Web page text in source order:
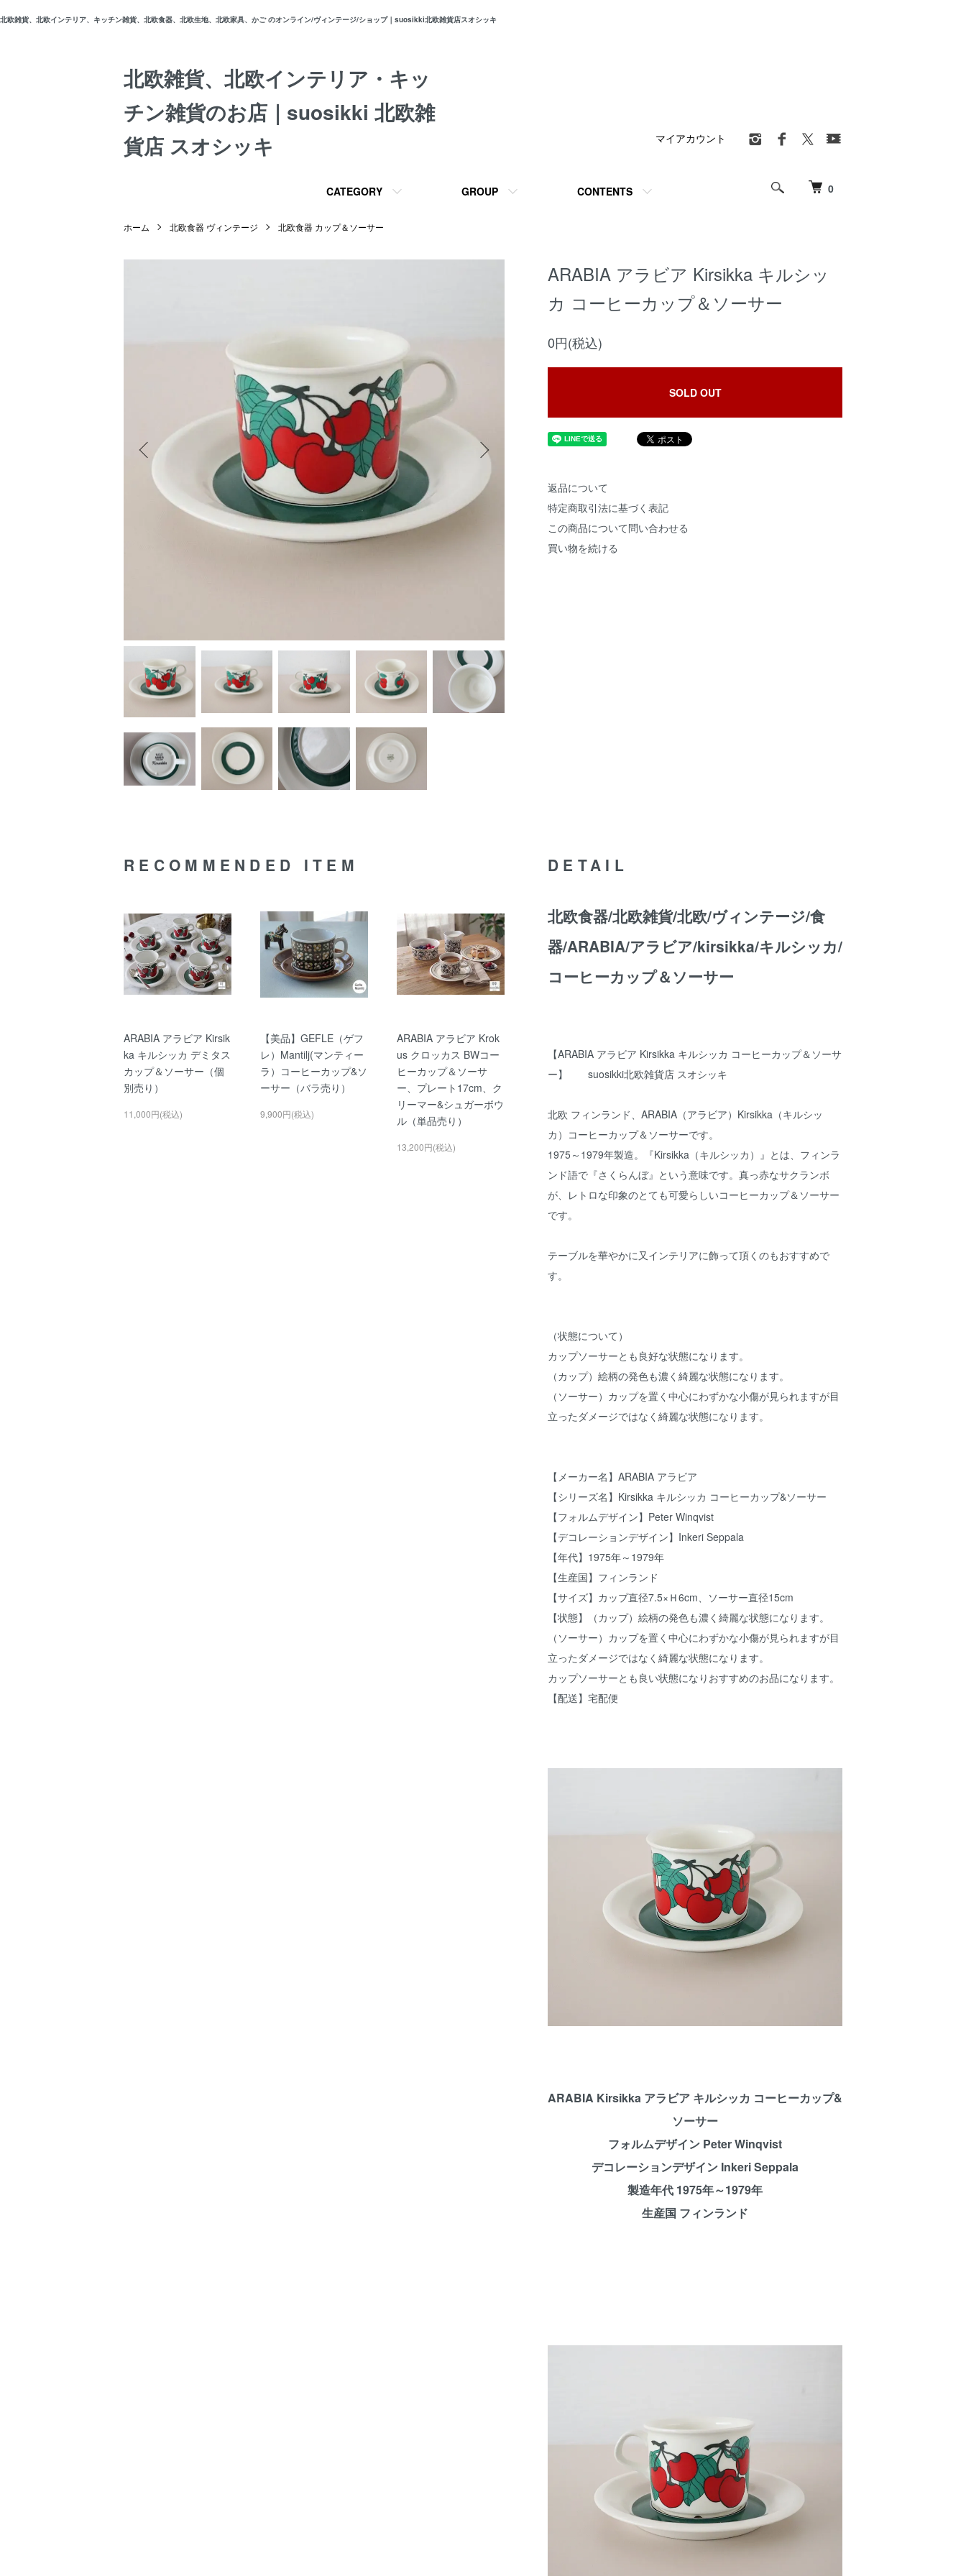
北欧雑貨、北欧インテリア、キッチン雑貨、北欧食器、北欧生地、北欧家具、かご のオンライン/ヴィンテージ/ショップ｜suosikki北欧雑貨店スオシッキ
北欧雑貨、北欧インテリア・キッ
チン雑貨のお店｜suosikki 北欧雑
貨店 スオシッキ
0
CATEGORY GROUP CONTENTS
マイアカウント
ホーム 北欧食器 ヴィンテージ 北欧食器 カップ＆ソーサー
ARABIA アラビア Kirsikka キルシッ
カ コーヒーカップ＆ソーサー
0円(税込)
SOLD OUT
返品について
特定商取引法に基づく表記
この商品について問い合わせる
買い物を続ける
DETAIL
北欧食器/北欧雑貨/北欧/ヴィンテージ/食
器/ARABIA/アラビア/kirsikka/キルシッカ/
コーヒーカップ＆ソーサー
【ARABIA アラビア Kirsikka キルシッカ コーヒーカップ＆ソーサ
ー】 suosikki北欧雑貨店 スオシッキ
北欧 フィンランド、ARABIA（アラビア）Kirsikka（キルシッ
カ）コーヒーカップ＆ソーサーです。
1975～1979年製造。『Kirsikka（キルシッカ）』とは、フィンラ
ンド語で『さくらんぼ』という意味です。真っ赤なサクランボ
が、レトロな印象のとても可愛らしいコーヒーカップ＆ソーサー
です。
テーブルを華やかに又インテリアに飾って頂くのもおすすめで
す。
（状態について）
カップソーサーとも良好な状態になります。
（カップ）絵柄の発色も濃く綺麗な状態になります。
（ソーサー）カップを置く中心にわずかな小傷が見られますが目
立ったダメージではなく綺麗な状態になります。
【メーカー名】ARABIA アラビア
【シリーズ名】Kirsikka キルシッカ コーヒーカップ&ソーサー
【フォルムデザイン】Peter Winqvist
【デコレーションデザイン】Inkeri Seppala
【年代】1975年～1979年
【生産国】フィンランド
【サイズ】カップ直径7.5×Ｈ6cm、ソーサー直径15cm
【状態】（カップ）絵柄の発色も濃く綺麗な状態になります。
（ソーサー）カップを置く中心にわずかな小傷が見られますが目
立ったダメージではなく綺麗な状態になります。
カップソーサーとも良い状態になりおすすめのお品になります。
【配送】宅配便
ARABIA Kirsikka アラビア キルシッカ コーヒーカップ&
ソーサー
フォルムデザイン Peter Winqvist
デコレーションデザイン Inkeri Seppala
製造年代 1975年～1979年
生産国 フィンランド
RECOMMENDED ITEM
ARABIA アラビア Kirsik
ka キルシッカ デミタス
カップ＆ソーサー（個
別売り）
11,000円(税込)
【美品】GEFLE（ゲフ
レ）Mantilj(マンティー
ラ）コーヒーカップ&ソ
ーサー（バラ売り）
9,900円(税込)
ARABIA アラビア Krok
us クロッカス BWコー
ヒーカップ＆ソーサ
ー、プレート17cm、ク
リーマー&シュガーボウ
ル（単品売り）
13,200円(税込)